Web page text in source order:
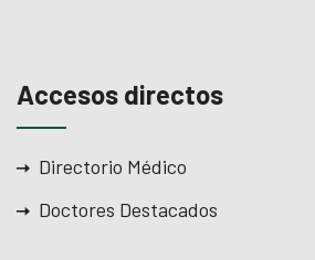
Accesos directos
Directorio Médico
Doctores Destacados